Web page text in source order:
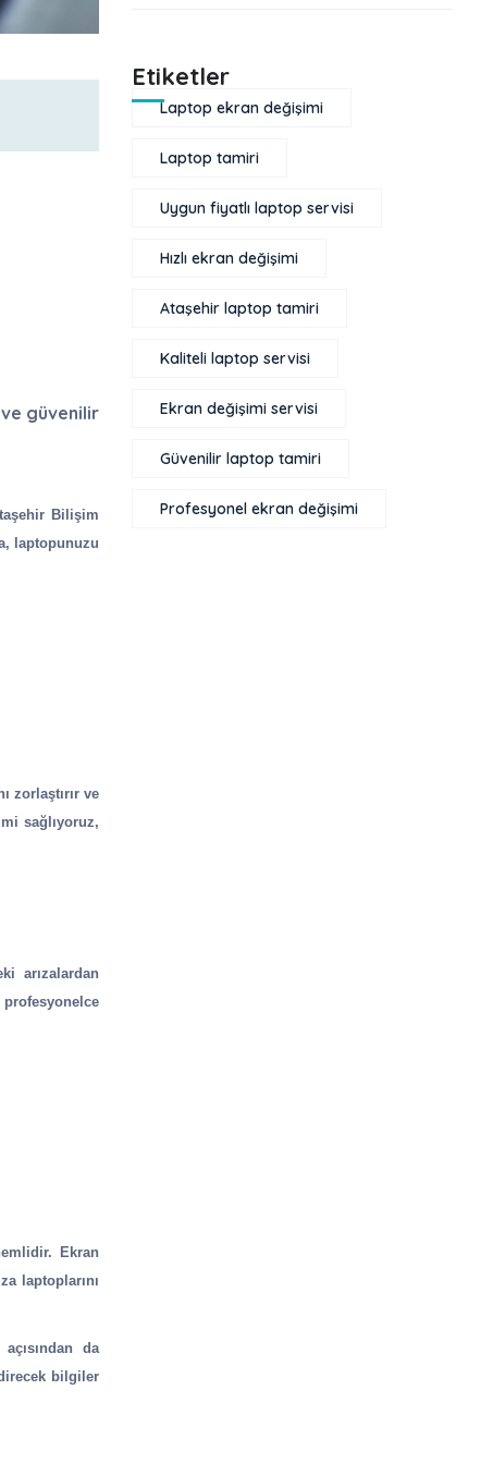
ve güvenilir
Bilişim
laptopunuzu
zorlaştırır ve
sağlıyoruz,
arızalardan
Ekran
laptoplarını
da
bilgiler
Etiketler
Laptop ekran değişimi
Laptop tamiri
Uygun fiyatlı laptop servisi
Hızlı ekran değişimi
Ataşehir laptop tamiri
Kaliteli laptop servisi
Ekran değişimi servisi
Güvenilir laptop tamiri
Profesyonel ekran değişimi